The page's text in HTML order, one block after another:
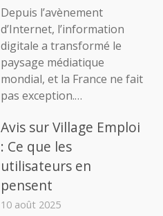
Depuis l’avènement
d’Internet, l’information
digitale a transformé le
paysage médiatique
mondial, et la France ne fait
pas exception.…
Avis sur Village Emploi
: Ce que les
utilisateurs en
pensent
10 août 2025